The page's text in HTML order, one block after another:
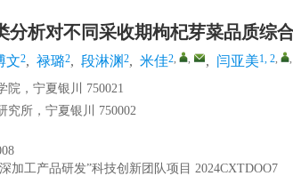
分析对不同采收期枸杞芽菜品质综
文2, 禄璐2, 段淋渊 2, 米佳2, , , 闫亚美1, 2, ,
院，宁夏银川 750021
究所，宁夏银川 750002
加工产品研发”科技创新团队项目 2024CXTDOO7